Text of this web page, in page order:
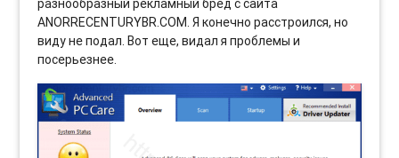
разнообразный рекламный бред с сайта
ANORRECENTURYBR.COM. Я конечно расстроился, но
виду не подал. Вот еще, видал я проблемы и
посерьезнее.